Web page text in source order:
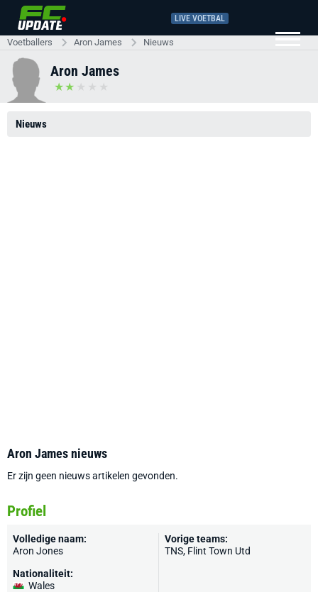
LIVE VOETBAL
Voetballers Aron James Nieuws
Aron James
Nieuws
Aron James nieuws
Er zijn geen nieuws artikelen gevonden.
Profiel
Volledige naam:
Aron Jones
Nationaliteit:
Wales
Vorige teams:
TNS, Flint Town Utd